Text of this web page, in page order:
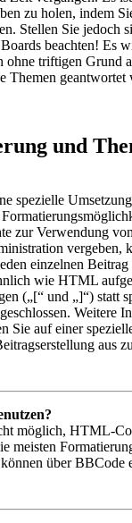
zu holen, indem
Stellen Sie jedoch
beachten! Es
ohne triftigen Grund
Themen geantwortet
und
spezielle
zur Verwendung
vergeben,
einzelnen
wie HTML
(„[“ und „]“) statt
Weitere
Sie auf einer
aus
möglich, HTML-
meisten
über BBCode